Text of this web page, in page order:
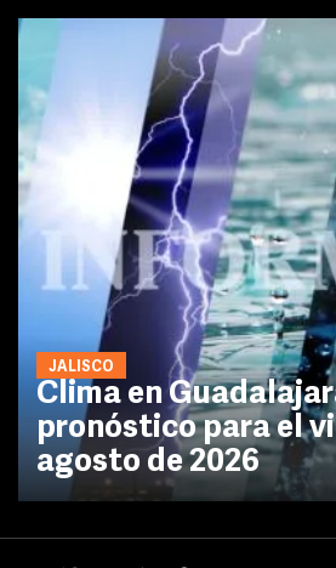
JALISCO
Clima en
pronóstico para el
agosto de 2026